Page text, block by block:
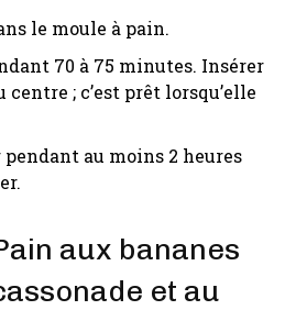
le moule à pain.
70 à 75 minutes. Insérer
; c’est prêt lorsqu’elle
au moins 2 heures
aux bananes
et au